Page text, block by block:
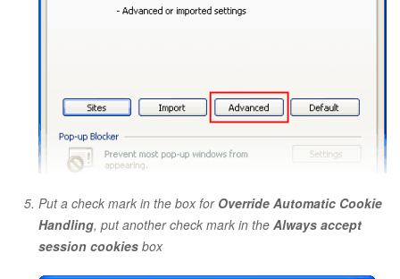
Put a check mark in the box for Override Automatic Cookie
Handling, put another check mark in the Always accept
session cookies box